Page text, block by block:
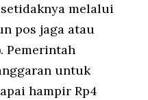
melalui
pos jaga atau
Pemerintah
untuk
hampir Rp4